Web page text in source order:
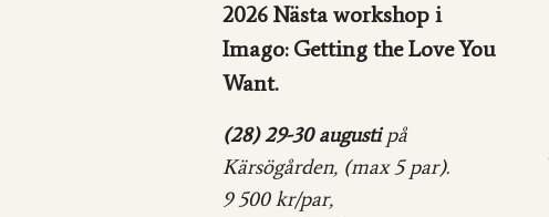
2026Nästa workshop i
Imago: Getting the Love You
Want.
(28) 29-30 augusti på
Kärsögården, (max5par).
9500 kr/par,